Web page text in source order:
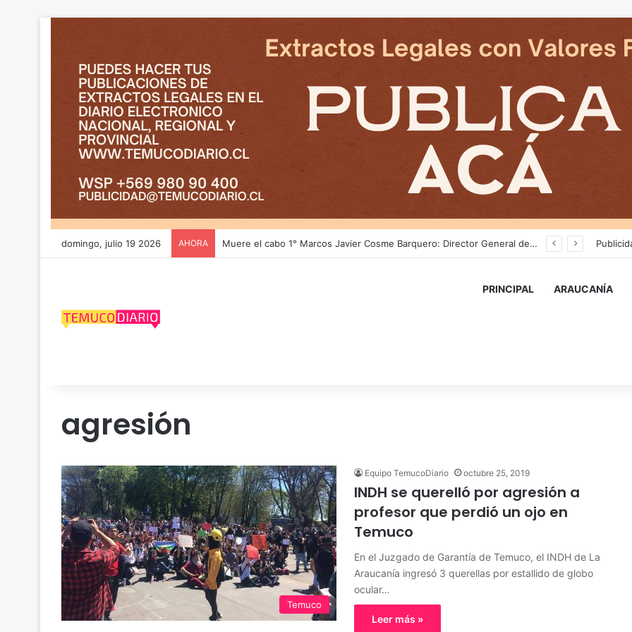
domingo, julio 19 2026 AHORA CGE y FRONTEL avanzan en reposicion de energia en La Araucania
PRINCIPAL ARAUCANÍA
agresión
Temuco
Equipo TemucoDiario octubre 25, 2019
INDH se querelló por agresión a
profesor que perdió un ojo en
Temuco
En el Juzgado de Garantía de Temuco, el INDH de La
Araucanía ingresó 3 querellas por estallido de globo
ocular…
Leer más »